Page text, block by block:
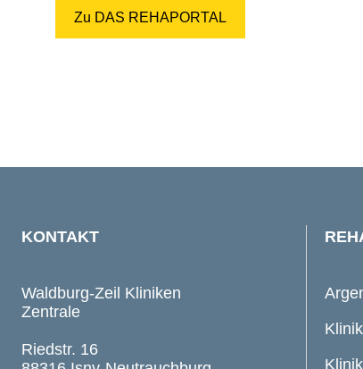
Zu DAS REHAPORTAL
KONTAKT
Waldburg-Zeil Kliniken
Zentrale
Riedstr. 16